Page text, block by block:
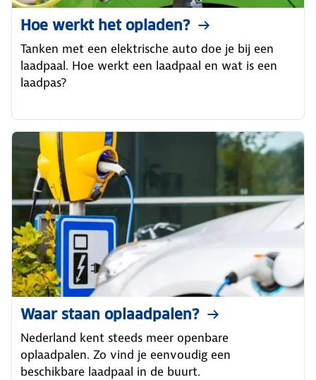
Hoe werkt het opladen?
Tanken met een elektrische auto doe je bij een
laadpaal. Hoe werkt een laadpaal en wat is een
laadpas?
Waar staan oplaadpalen?
Nederland kent steeds meer openbare
oplaadpalen. Zo vind je eenvoudig een
beschikbare laadpaal in de buurt.